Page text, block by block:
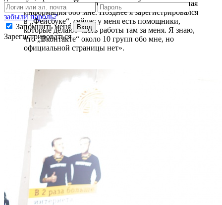
забыли пароль?
Запомнить меня
Вход
Зарегистрироваться
моего ведома. При этом не везде была достоверная
информация обо мне. Позднее я зарегистрировался
в „Фейсбуке“, сейчас у меня есть помощники,
которые делают часть работы там за меня. Я знаю,
что „Вконтакте“ около 10 групп обо мне, но
официальной страницы нет».